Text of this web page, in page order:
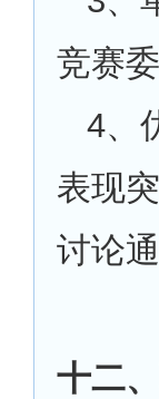
竞赛
4、
表现
讨论
十二